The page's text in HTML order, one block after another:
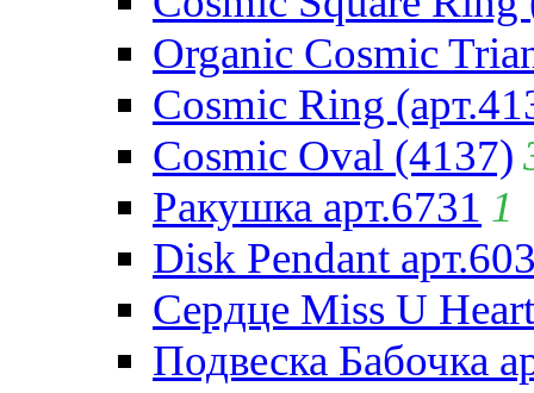
Organic Cosmic
Cosmic Ring
Cosmic Oval (4137)
Ракушка арт.6731 1
Disk Pendant
Сердце Miss U
Подвеска Бабочка